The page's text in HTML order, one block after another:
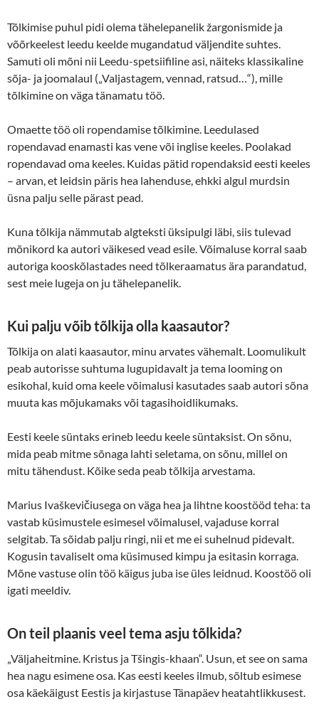
Tõlkimise puhul pidi olema tähelepanelik žargonismide ja
võõrkeelest leedu keelde mugandatud väljendite suhtes.
Samuti oli mõni nii Leedu-spetsiifiline asi, näiteks klassikaline
sõja- ja joomalaul („Valjastagem, vennad, ratsud…“), mille
tõlkimine on väga tänamatu töö.
Omaette töö oli ropendamise tõlkimine. Leedulased
ropendavad enamasti kas vene või inglise keeles. Poolakad
ropendavad oma keeles. Kuidas pätid ropendaksid eesti keeles
– arvan, et leidsin päris hea lahenduse, ehkki algul murdsin
üsna palju selle pärast pead.
Kuna tõlkija nämmutab algteksti üksipulgi läbi, siis tulevad
mõnikord ka autori väikesed vead esile. Võimaluse korral saab
autoriga kooskõlastades need tõlkeraamatus ära parandatud,
sest meie lugeja on ju tähelepanelik.
Kui palju võib tõlkija olla kaasautor?
Tõlkija on alati kaasautor, minu arvates vähemalt. Loomulikult
peab autorisse suhtuma lugupidavalt ja tema looming on
esikohal, kuid oma keele võimalusi kasutades saab autori sõna
muuta kas mõjukamaks või tagasihoidlikumaks.
Eesti keele süntaks erineb leedu keele süntaksist. On sõnu,
mida peab mitme sõnaga lahti seletama, on sõnu, millel on
mitu tähendust. Kõike seda peab tõlkija arvestama.
Marius Ivaškevičiusega on väga hea ja lihtne koostööd teha: ta
vastab küsimustele esimesel võimalusel, vajaduse korral
selgitab. Ta sõidab palju ringi, nii et me ei suhelnud pidevalt.
Kogusin tavaliselt oma küsimused kimpu ja esitasin korraga.
Mõne vastuse olin töö käigus juba ise üles leidnud. Koostöö oli
igati meeldiv.
On teil plaanis veel tema asju tõlkida?
„Väljaheitmine. Kristus ja Tšingis-khaan“. Usun, et see on sama
hea nagu esimene osa. Kas eesti keeles ilmub, sõltub esimese
osa käekäigust Eestis ja kirjastuse Tänapäev heatahtlikkusest.